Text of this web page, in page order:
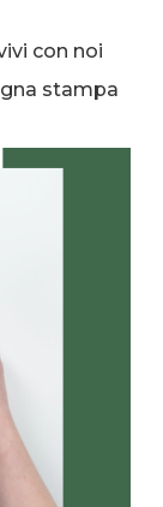
con noi
stampa